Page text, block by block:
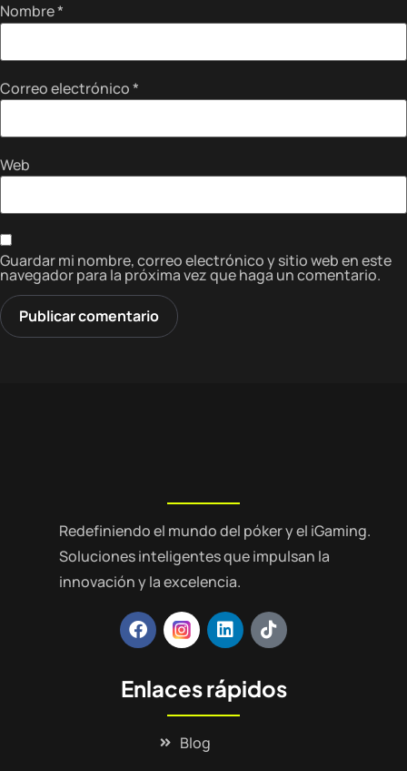
Nombre*
Correo electrónico*
Web
Guardar mi nombre, correo electrónico y sitio web en este
navegador para la próxima vez que haga un comentario.
Redefiniendo el mundo del póker y el iGaming.
Soluciones inteligentes que impulsan la
innovación y la excelencia.
Enlaces rápidos
Blog